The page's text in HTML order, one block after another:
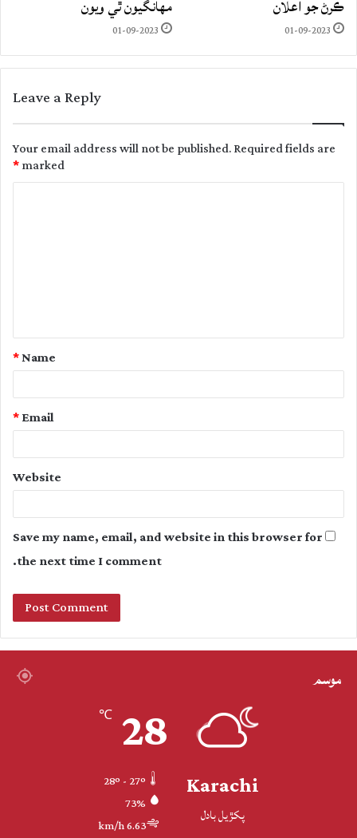
ڪرڻ جو اعلان
01-09-2023
مهانگيون ٿي ويون
01-09-2023
Leave a Reply
Your email address will not be published.Required fields are
marked
*
t
Name
*
Email
*
Website
Save my name, email, and website in this browser for
the next time I comment.
موسم
Karachi
پکڙيل بادل
28
℃
73%
6.63 km/h